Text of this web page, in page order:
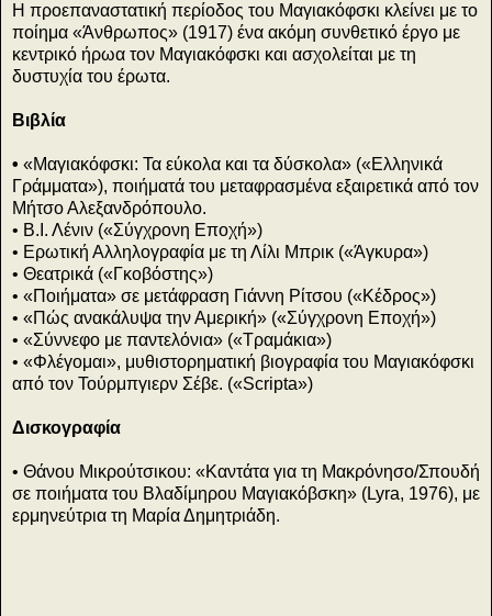
Η προεπαναστατική περίοδος του Μαγιακόφσκι κλείνει με το
ποίημα «Άνθρωπος» (1917) ένα ακόμη συνθετικό έργο με
κεντρικό ήρωα τον Μαγιακόφσκι και ασχολείται με τη
δυστυχία του έρωτα.
Βιβλία
• «Μαγιακόφσκι: Τα εύκολα και τα δύσκολα» («Ελληνικά
Γράμματα»), ποιήματά του μεταφρασμένα εξαιρετικά από τον
Μήτσο Αλεξανδρόπουλο.
• Β.Ι. Λένιν («Σύγχρονη Εποχή»)
• Ερωτική Αλληλογραφία με τη Λίλι Μπρικ («Άγκυρα»)
• Θεατρικά («Γκοβόστης»)
• «Ποιήματα» σε μετάφραση Γιάννη Ρίτσου («Κέδρος»)
• «Πώς ανακάλυψα την Αμερική» («Σύγχρονη Εποχή»)
• «Σύννεφο με παντελόνια» («Τραμάκια»)
• «Φλέγομαι», μυθιστορηματική βιογραφία του Μαγιακόφσκι
από τον Τούρμπγιερν Σέβε. («Scripta»)
Δισκογραφία
• Θάνου Μικρούτσικου: «Καντάτα για τη Μακρόνησο/Σπουδή
σε ποιήματα του Βλαδίμηρου Μαγιακόβσκη» (Lyra, 1976), με
ερμηνεύτρια τη Μαρία Δημητριάδη.